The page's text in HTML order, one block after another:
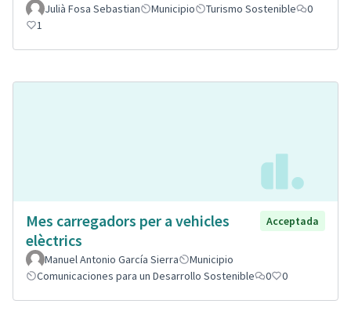
Julià Fosa Sebastian Municipio Turismo Sostenible
0
1
Mes carregadors per a vehicles
elèctrics
Acceptada
Manuel Antonio García Sierra
Municipio
Comunicaciones para un Desarrollo Sostenible
0 0